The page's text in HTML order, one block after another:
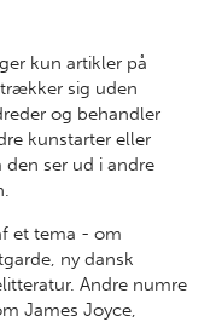
kun artikler på
sig uden
og behandler
kunstarter eller
den ser ud i andre
et tema - om
ny dansk
Andre numre
James Joyce,